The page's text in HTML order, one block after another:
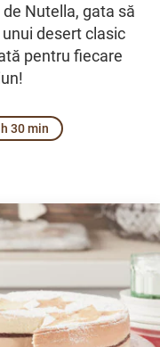
Nutella, gata să
desert clasic
pentru fiecare
30 min